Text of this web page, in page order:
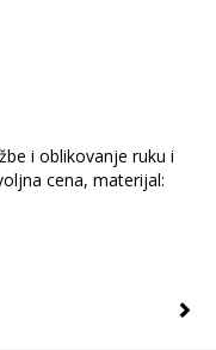
i oblikovanje ruku i
cena, materijal: